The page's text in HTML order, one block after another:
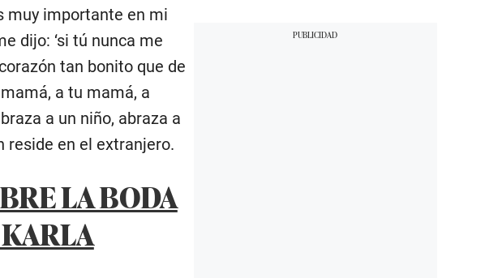
muy importante en mi
dijo: ‘si tú nunca me
tan bonito que de
a tu mamá, a
a un niño, abraza a
reside en el extranjero.
LA BODA